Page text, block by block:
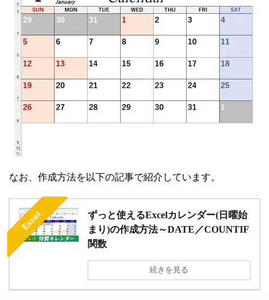
なお、作成方法を以下の記事で紹介しています。
Excel
ずっと使えるExcelカレンダー(日曜始
まり)の作成方法～DATE／COUNTIF
関数
続きを見る